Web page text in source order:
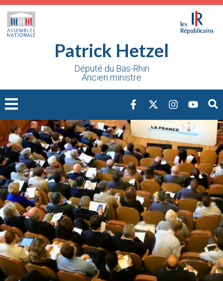
Patrick Hetzel
Député du Bas-Rhin
Ancien ministre
Cookies management panel